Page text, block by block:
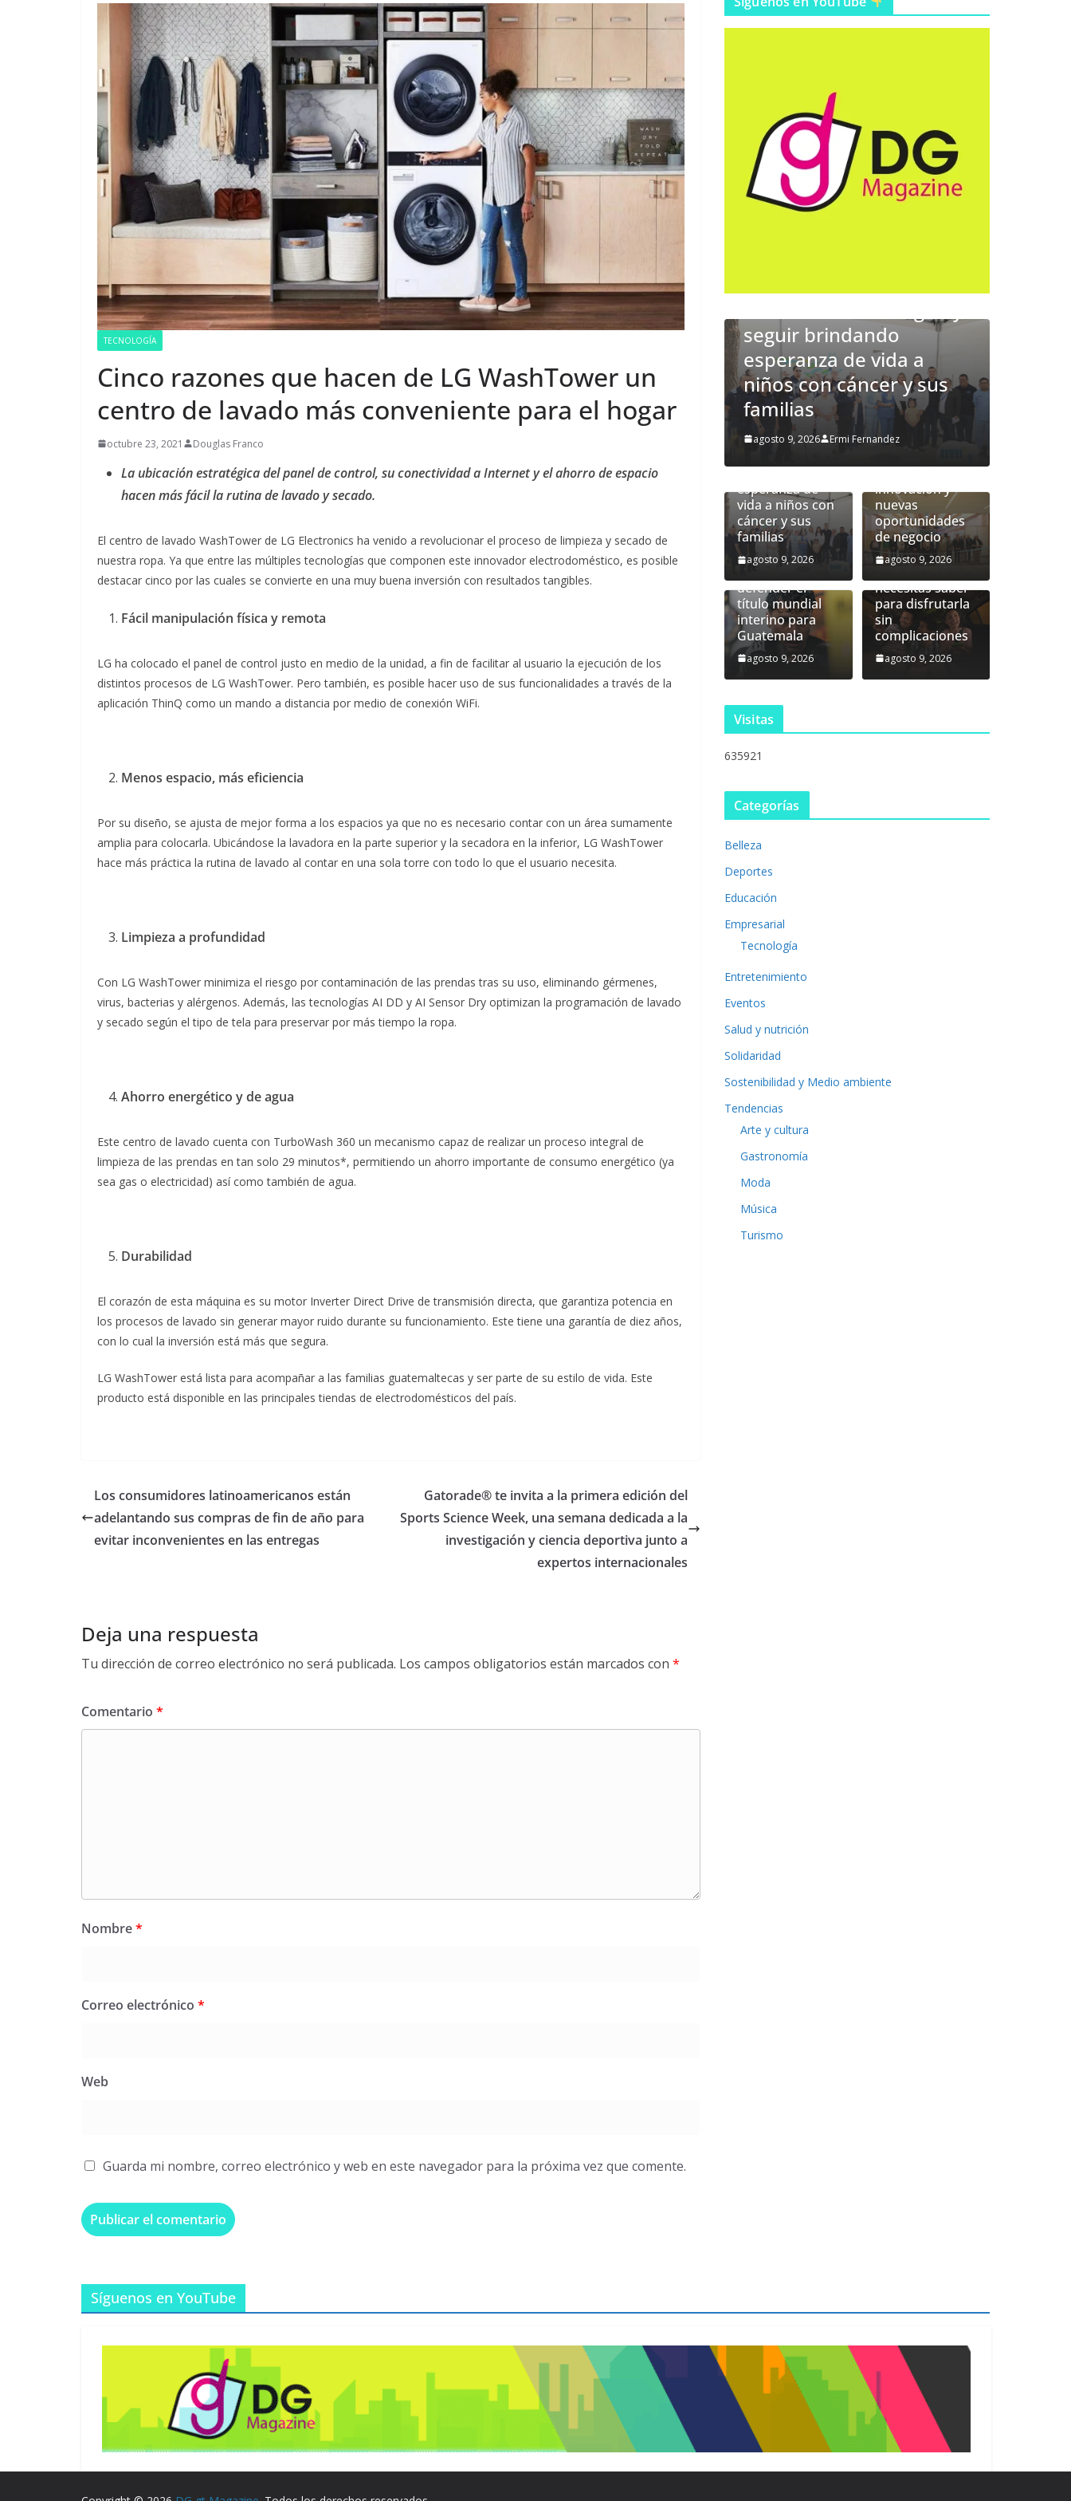
TECNOLOGÍA
Cinco razones que hacen de LG WashTower un
centro de lavado más conveniente para el hogar
octubre 23, 2021 Douglas Franco
La ubicación estratégica del panel de control, su conectividad a Internet y el ahorro de espacio
hacen más fácil la rutina de lavado y secado.
El centro de lavado WashTower de LG Electronics ha venido a revolucionar el proceso de limpieza y secado de
nuestra ropa. Ya que entre las múltiples tecnologías que componen este innovador electrodoméstico, es posible
destacar cinco por las cuales se convierte en una muy buena inversión con resultados tangibles.
Fácil manipulación física y remota
LG ha colocado el panel de control justo en medio de la unidad, a fin de facilitar al usuario la ejecución de los
distintos procesos de LG WashTower. Pero también, es posible hacer uso de sus funcionalidades a través de la
aplicación ThinQ como un mando a distancia por medio de conexión WiFi.
Menos espacio, más eficiencia
Por su diseño, se ajusta de mejor forma a los espacios ya que no es necesario contar con un área sumamente
amplia para colocarla. Ubicándose la lavadora en la parte superior y la secadora en la inferior, LG WashTower
hace más práctica la rutina de lavado al contar en una sola torre con todo lo que el usuario necesita.
Limpieza a profundidad
Con LG WashTower minimiza el riesgo por contaminación de las prendas tras su uso, eliminando gérmenes,
virus, bacterias y alérgenos. Además, las tecnologías AI DD y AI Sensor Dry optimizan la programación de lavado
y secado según el tipo de tela para preservar por más tiempo la ropa.
Ahorro energético y de agua
Este centro de lavado cuenta con TurboWash 360 un mecanismo capaz de realizar un proceso integral de
limpieza de las prendas en tan solo 29 minutos*, permitiendo un ahorro importante de consumo energético (ya
sea gas o electricidad) así como también de agua.
Durabilidad
El corazón de esta máquina es su motor Inverter Direct Drive de transmisión directa, que garantiza potencia en
los procesos de lavado sin generar mayor ruido durante su funcionamiento. Este tiene una garantía de diez años,
con lo cual la inversión está más que segura.
LG WashTower está lista para acompañar a las familias guatemaltecas y ser parte de su estilo de vida. Este
producto está disponible en las principales tiendas de electrodomésticos del país.
Los consumidores latinoamericanos están
adelantando sus compras de fin de año para
evitar inconvenientes en las entregas
Gatorade® te invita a la primera edición del
Sports Science Week, una semana dedicada a la
investigación y ciencia deportiva junto a
expertos internacionales
Deja una respuesta
Tu dirección de correo electrónico no será publicada. Los campos obligatorios están marcados con *
Comentario *
Nombre*
Correo electrónico *
Web
Guarda mi nombre, correo electrónico y web en este navegador para la próxima vez que comente.
EVENTOS
Miles de guatemaltecos
visitarán la Feria de
Jocotenango: todo lo
para disfrutarla sin
complicaciones
Occidente para acercar
el tratamiento integral y
seguir brindando
esperanza de vida a
niños con cáncer y sus
familias
transforma los desafíos
globales en innovación y
nuevas oportunidades
de negocio
agosto 9, 2026
AYUVI inaugura
el Albergue
AYUVI Occidente
para acercar el
tratamiento
esperanza de
vida a niños con
cáncer y sus
familias
agosto 9, 2026
Industria
plástica
transforma los
innovación y
nuevas
oportunidades
de negocio
agosto 9, 2026
Lester Martínez
se prepara para
enfrentar a Luka
Plantić y
defender el
título mundial
interino para
Guatemala
agosto 9, 2026
Miles de
guatemaltecos
visitarán la Feria
de Jocotenango:
todo lo que
necesitas saber
para disfrutarla
sin
complicaciones
agosto 9, 2026
Visitas
635921
Categorías
Belleza
Deportes
Educación
Empresarial
Tecnología
Entretenimiento
Eventos
Salud y nutrición
Solidaridad
Sostenibilidad y Medio ambiente
Tendencias
Arte y cultura
Gastronomía
Moda
Música
Turismo
Síguenos en YouTube